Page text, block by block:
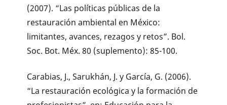
(2007). “Las políticas públicas de la
restauración ambiental en México:
limitantes, avances, rezagos y retos”. Bol.
Soc. Bot. Méx. 80 (suplemento): 85-100.
Carabias, J., Sarukhán, J. y García, G. (2006).
“La restauración ecológica y la formación de